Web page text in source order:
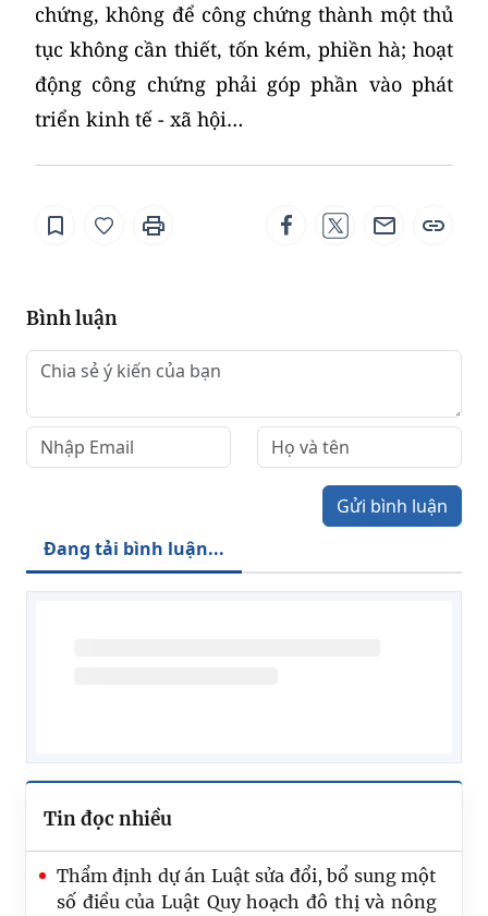
chứng, không để công chứng thành một thủ
tục không cần thiết, tốn kém, phiền hà; hoạt
động công chứng phải góp phần vào phát
triển kinh tế - xã hội…
Bình luận
Gửi bình luận
Đang tải bình luận...
Tin đọc nhiều
Thẩm định dự án Luật sửa đổi, bổ sung một
số điều của Luật Quy hoạch đô thị và nông